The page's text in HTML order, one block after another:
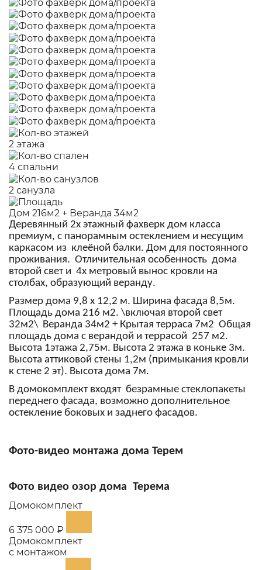
2 этажа
4 спальни
2 санузла
Дом 216м2 + Веранда 34м2
Деревянный 2х этажный фахверк дом класса
премиум, с панорамным остеклением и несущим
каркасом из клеёной балки. Дом для постоянного
проживания. Отличительная особенность дома
второй свет и 4х метровый вынос кровли на
столбах, образующий веранду.
Размер дома 9,8 х 12,2 м. Ширина фасада 8,5м.
Площадь дома 216 м2. \включая второй свет
32м2\ Веранда 34м2 + Крытая терраса 7м2 Общая
площадь дома с верандой и террасой 257 м2.
Высота 1этажа 2,75м. Высота 2 этажа в коньке 3м.
Высота аттиковой стены 1,2м (примыкания кровли
к стене 2 эт). Высота дома 7м.
В домокомплект входят безрамные стеклопакеты
переднего фасада, возможно дополнительное
остекление боковых и заднего фасадов.
Фото-видео монтажа дома Терем
Фото видео озор дома Терема
Домокомплект
6 375 000 ₽
Домокомплект
с монтажом